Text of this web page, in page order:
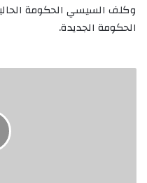
وكلف السيسي الحكومة
الحكومة الجديدة.
ولاية